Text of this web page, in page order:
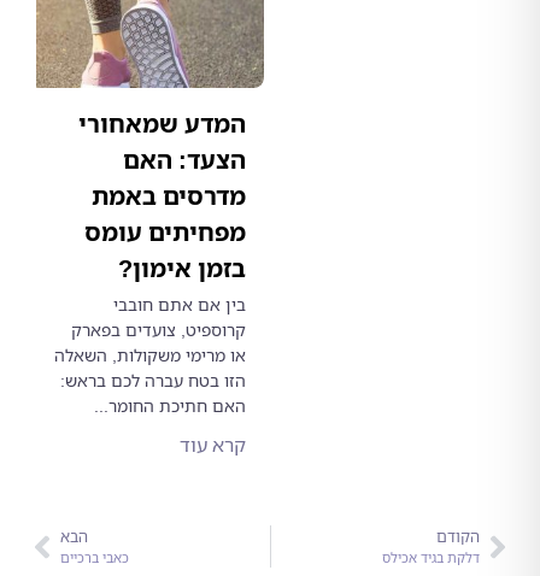
המדע שמאחורי
הצעד: האם
מדרסים באמת
מפחיתים עומס
בזמן אימון?
בין אם אתם חובבי
קרוספיט, צועדים בפארק
או מרימי משקולות, השאלה
הזו בטח עברה לכם בראש:
האם חתיכת החומר...
בגיד אכילס